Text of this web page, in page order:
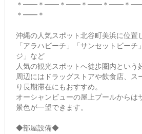
＊━━＊━━＊━━＊━━＊━━＊
＊━━＊
沖縄の人気スポット北谷町美浜に位置
「アラハビーチ」「サンセットビーチ
ジ」など
人気の観光スポットへ徒歩圏内という
周辺にはドラッグストアや飲食店、ス
り長期滞在にもおすすめ。
オーシャンビューの屋上プールからは
景色が一望できます。
◆部屋設備◆